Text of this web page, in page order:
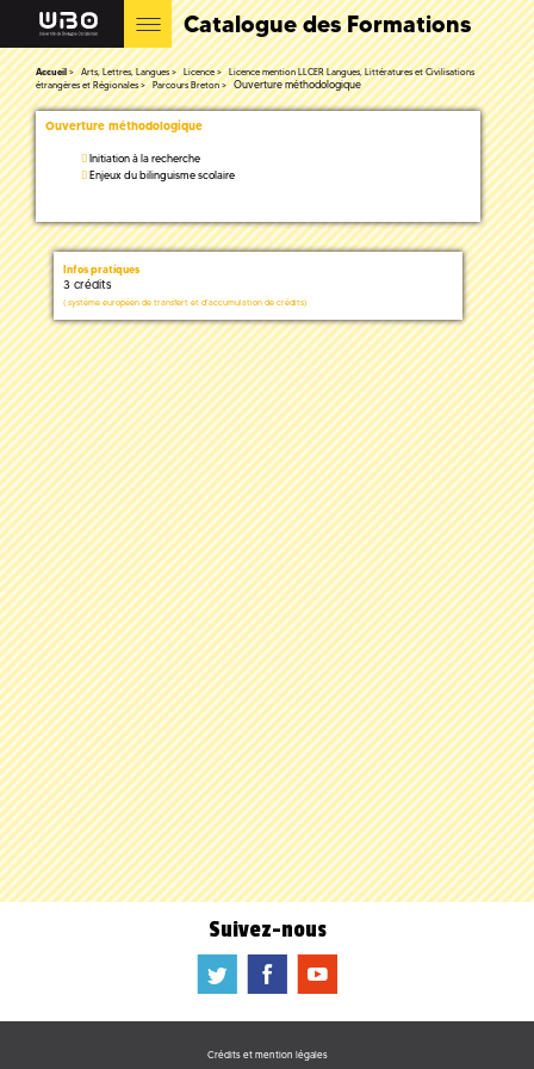
Catalogue des Formations
Accueil Arts, Lettres, Langues Licence
Licence mention LLCER Langues, Littératures et Civilisations
étrangères et Régionales
Parcours Breton Ouverture méthodologique
Ouverture méthodologique
Initiation à la recherche
Enjeux du bilinguisme scolaire
Infos pratiques
3 crédits
( système européen de transfert et d'accumulation de crédits)
Suivez-nous
a b f
Crédits et mention légales